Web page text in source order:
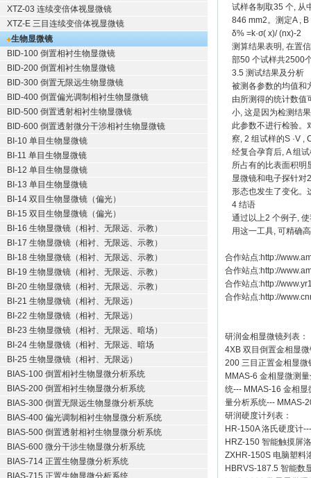
XTZ-03 连续变倍体视显微镜
XTZ-E 三目连续变倍体视显微镜
生物显微镜
BID-100 倒置相衬生物显微镜
BID-200 倒置相衬生物显微镜
BID-300 倒置无限远生物显微镜
BID-400 倒置偏光调制相衬生物显微镜
BID-500 倒置透射相衬生物显微镜
BID-600 倒置透射微分干涉相衬生物显微镜
BI-10 单目生物显微镜
BI-11 单目生物显微镜
BI-12 单目生物显微镜
BI-13 单目生物显微镜
BI-14 双目生物显微镜（偏光）
BI-15 双目生物显微镜（偏光）
BI-16 生物显微镜（相衬、无限远、示教）
BI-17 生物显微镜（相衬、无限远、示教）
BI-18 生物显微镜（相衬、无限远、示教）
BI-19 生物显微镜（相衬、无限远、示教）
BI-20 生物显微镜（相衬、无限远、示教）
BI-21 生物显微镜（相衬、无限远）
BI-22 生物显微镜（相衬、无限远）
BI-23 生物显微镜（相衬、无限远、暗场）
BI-24 生物显微镜（相衬、无限远、暗场
BI-25 生物显微镜（相衬、无限远）
BIAS-100 倒置相衬生物显微分析系统
BIAS-200 倒置相衬生物显微分析系统
BIAS-300 倒置无限远生物显微分析系统
BIAS-400 偏光调制相衬生物显微分析系统
BIAS-500 倒置透射相衬生物显微分析系统
BIAS-600 微分干涉生物显微分析系统
BIAS-714 正置生物显微分析系统
BIAS-715 正置生物显微分析系统
试样各制取35 个, 从
846 mm2。测定A ,
δ% =k·σ( x)/ (nx)-2
测算结果表明, 在置
部50 个试样共2500
3.5 测试结果及分析
被测各参数的均值和
由所测得的统计数值
小, 这是因为检测结
此参数不进行检验。
察, 2 组试样的S ·V ,
经复合孕育后, A 组
所占有的比表面积明
显微镜和电子探针对
形态也发生了变化。
4 结语
通过以上2 个例子,
用这一工具, 可精确
合作站点:http://
合作站点:http://
合作站点:http://
合作站点:http://
研润金相显微镜列表：
4XB 双目倒置金相显
200 三目正置金相显微
MMAS-6 金相显微测
统--- MMAS-16 金相显
量分析系统--- MMAS-
研润硬度计列表：
HR-150A 洛氏硬度计
HRZ-150 智能触摸屏
ZXHR-150S 电脑塑料
HBRVS-187.5 智能数